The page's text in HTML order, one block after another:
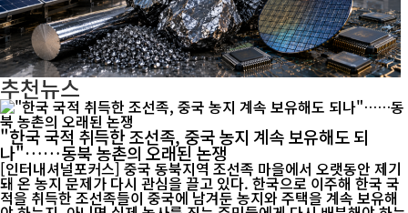
추천뉴스
"한국 국적 취득한 조선족, 중국 농지 계속 보유해도 되
나"……동북 농촌의 오래된 논쟁
[인터내셔널포커스] 중국 동북지역 조선족 마을에서 오랫동안 제기
돼 온 농지 문제가 다시 관심을 끌고 있다. 한국으로 이주해 한국 국
적을 취득한 조선족들이 중국에 남겨둔 농지와 주택을 계속 보유해